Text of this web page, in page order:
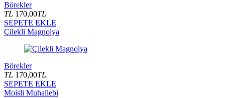
Börekler
TL 170,00TL
SEPETE EKLE
Çilekli Magnolya
Börekler
TL 170,00TL
SEPETE EKLE
Moisli Muhallebi